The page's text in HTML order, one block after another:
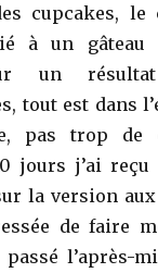
cupcakes,
à un
un résultat
tout est dans
pas trop de
jours j’ai reçu
la version
de faire
passé l’après-